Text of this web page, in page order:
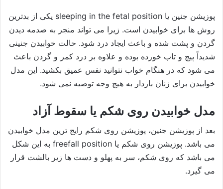
پوزیشن جنین یا sleeping in the fetal position یکی از بدترین
روش ها برای خوابیدن است. زیرا می تواند منجر به صدمه دیدن
گردن و پشت شده و باعث ایجاد درد شود. حالت خوابیدن جنینی
شدیداً پیچ و تاب خورده بوده و علاوه بر درد کمر و گردن باعث
می شود که در هنگام خواب نتوانید نفس عمیق بکشید. این مدل
خوابیدن برای زنان باردار به هیچ وجه توصیه نمی شود.
مدل خوابیدن روی شکم یا سقوط آزاد
بعد از پوزیشن جنین، پوزیشن روی شکم رایج ترین مدل خوابیدن
می باشد. پوزیشن روی شکم یا freefall position به این شکل
می باشد که روی شکم، سر به پهلو و دست ها زیر بالشت قرار
می گیرد.